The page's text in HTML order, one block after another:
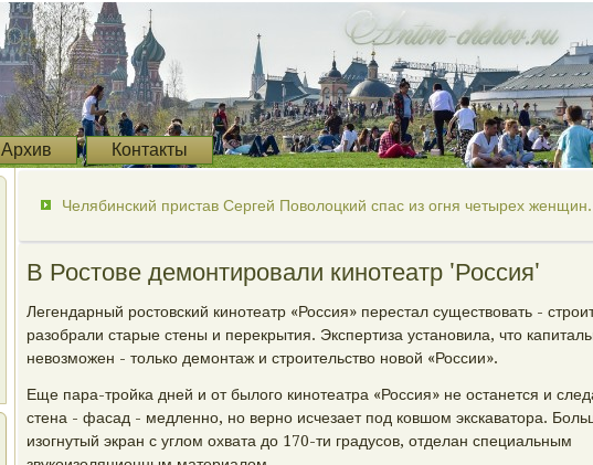
Архив Контакты
Челябинский пристав Сергей Поволоцкий спас из огня четырех женщин.
В Ростове демонтировали кинотеатр 'Россия'
Легендарный ростовский кинотеатр «Россия» перестал существовать -
разобрали старые стены и перекрытия. Экспертиза установила, что
невозможен - только демонтаж и строительство новой «России».
Еще пара-тройка дней и от былого кинотеатра «Россия» не останется и
стена - фасад - медленно, но верно исчезает под ковшом экскаватора.
изогнутый экран с углом охвата до 170-ти градусов, отделан специальным